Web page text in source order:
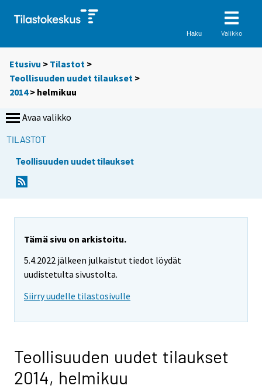
Haku Valikko
Etusivu > Tilastot >
Teollisuuden uudet tilaukset >
2014> helmikuu
Avaa valikko
TILASTOT
Teollisuuden uudet tilaukset
Tämä sivu on arkistoitu.
5.4.2022 jälkeen julkaistut tiedot löydät
uudistetulta sivustolta.
Siirry uudelle tilastosivulle
Teollisuuden uudet tilaukset
2014, helmikuu